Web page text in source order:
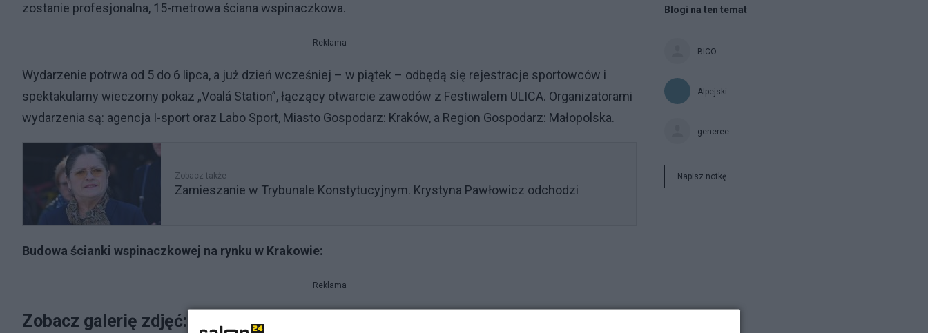
zostanie profesjonalna, 15-metrowa ściana wspinaczkowa.
Reklama
Wydarzenie potrwa od 5 do 6 lipca, a już dzień wcześniej – w piątek – odbędą się rejestracje sportowców i
spektakularny wieczorny pokaz „Voalá Station”, łączący otwarcie zawodów z Festiwalem ULICA. Organizatorami
wydarzenia są: agencja I-sport oraz Labo Sport, Miasto Gospodarz: Kraków, a Region Gospodarz: Małopolska.
Zobacz także
Zamieszanie w Trybunale Konstytucyjnym. Krystyna Pawłowicz odchodzi
Budowa ścianki wspinaczkowej na rynku w Krakowie:
Reklama
Zobacz galerię zdjęć:
Blogi na ten temat
BICO
Alpejski
generee
Napisz notkę